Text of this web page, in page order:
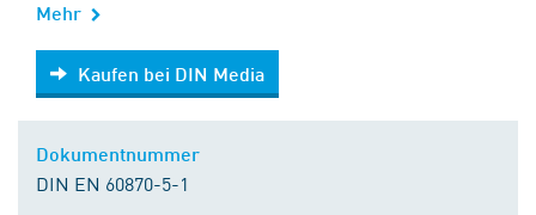
Mehr
Kaufen bei DIN Media
Kaufen bei DIN Media
DIN EN 60870-5-1